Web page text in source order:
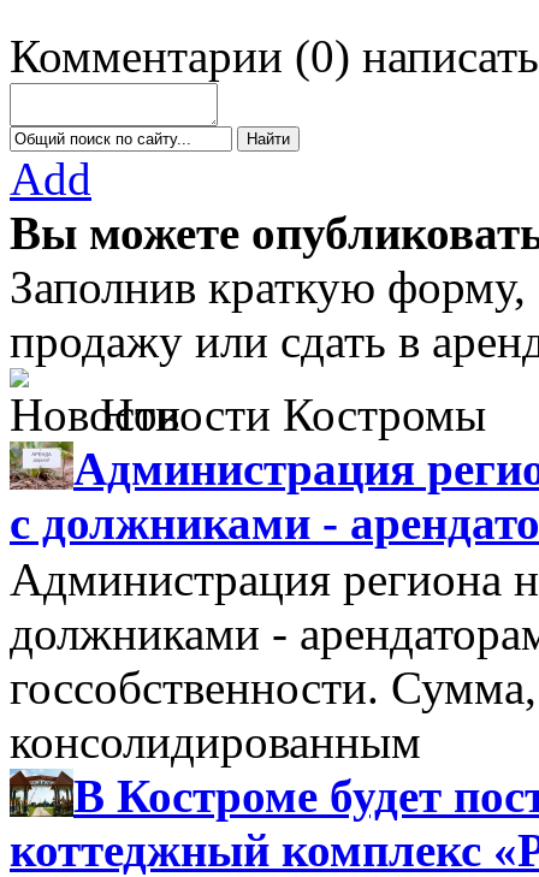
Комментарии (0) написать
Add
Вы можете
Заполнив краткую
продажу или сдать в
Новости Костромы
Администрация
с должниками -
Администрация региона
должниками -
госсобственности.
консолидированным
В Костроме будет
коттеджный комплекс